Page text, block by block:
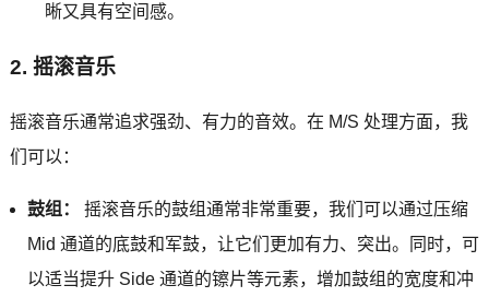
晰又具有空间感。
2. 摇滚音乐
摇滚音乐通常追求强劲、有力的音效。在 M/S 处理方面，我
们可以：
鼓组：
摇滚音乐的鼓组通常非常重要，我们可以通过压缩
Mid 通道的底鼓和军鼓，让它们更加有力、突出。同时，可
以适当提升 Side 通道的镲片等元素，增加鼓组的宽度和冲